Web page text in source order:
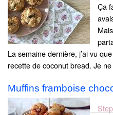
Ça
La semaine dernière, j’ai vu
recette de coconut bread. Je
Muffins framboise